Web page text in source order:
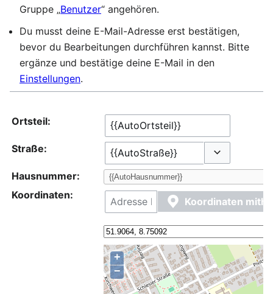
Gruppe „Benutzer“ angehören.
Du musst deine E-Mail-Adresse erst bestätigen,
bevor du Bearbeitungen durchführen kannst. Bitte
ergänze und bestätige deine E-Mail in den
Einstellungen.
Ortsteil:
Straße:
Optionen
Hausnummer:
Koordinaten:
Koordinaten
+
−